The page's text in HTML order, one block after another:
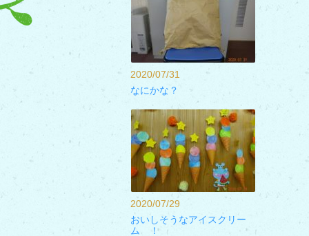
2020/07/31
なにかな？
2020/07/29
おいしそうなアイスクリー
ム ！